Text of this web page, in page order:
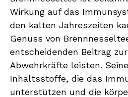
Wirkung auf das
den kalten Jahreszeiten
Genuss von
entscheidenden Beitrag
Abwehrkräfte leisten.
Inhaltsstoffe, die das
unterstützen und die